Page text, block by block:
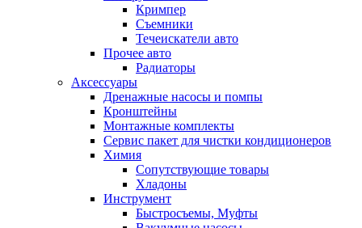
Кримпер
Съемники
Течеискатели авто
Прочее авто
Радиаторы
Аксессуары
Дренажные насосы и помпы
Кронштейны
Монтажные комплекты
Сервис пакет для чистки кондиционеров
Химия
Сопутствующие товары
Хладоны
Инструмент
Быстросъемы, Муфты